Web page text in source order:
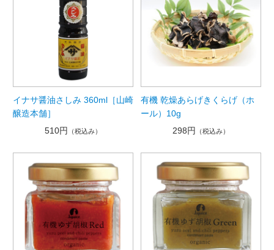
イナサ醤油さしみ 360ml［山崎
醸造本舗］
510円
（税込み）
有機 乾燥あらげきくらげ（ホ
ール）10g
298円
（税込み）